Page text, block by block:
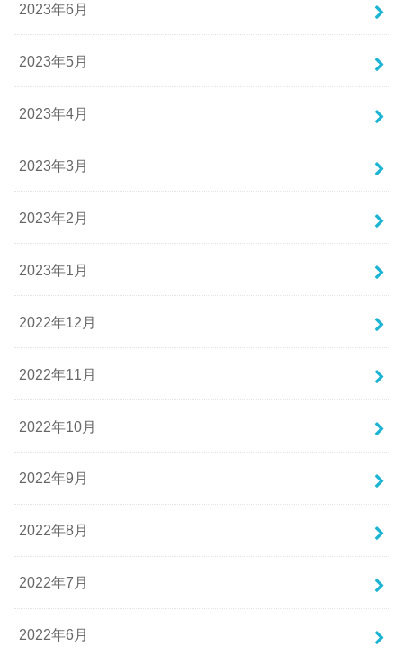
2023年6月
2023年5月
2023年4月
2023年3月
2023年2月
2023年1月
2022年12月
2022年11月
2022年10月
2022年9月
2022年8月
2022年7月
2022年6月